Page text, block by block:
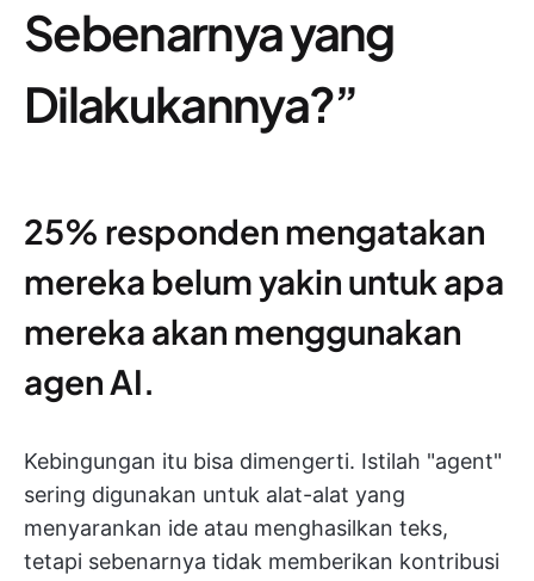
Sebenarnya yang
Dilakukannya?”
25% responden mengatakan
mereka belum yakin untuk apa
mereka akan menggunakan
agen AI.
Kebingungan itu bisa dimengerti. Istilah "agent"
sering digunakan untuk alat-alat yang
menyarankan ide atau menghasilkan teks,
tetapi sebenarnya tidak memberikan kontribusi